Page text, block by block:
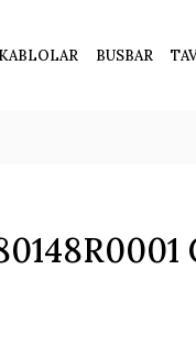
KABLOLAR BUSBAR